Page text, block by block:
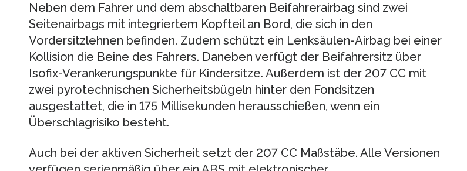
Neben dem Fahrer und dem abschaltbaren Beifahrerairbag sind zwei
Seitenairbags mit integriertem Kopfteil an Bord, die sich in den
Vordersitzlehnen befinden. Zudem schützt ein Lenksäulen-Airbag bei einer
Kollision die Beine des Fahrers. Daneben verfügt der Beifahrersitz über
Isofix-Verankerungspunkte für Kindersitze. Außerdem ist der 207 CC mit
zwei pyrotechnischen Sicherheitsbügeln hinter den Fondsitzen
ausgestattet, die in 175 Millisekunden herausschießen, wenn ein
Überschlagrisiko besteht.
Auch bei der aktiven Sicherheit setzt der 207 CC Maßstäbe. Alle Versionen